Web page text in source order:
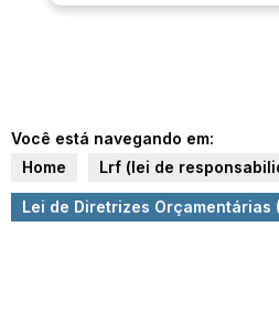
Você está navegando em:
Home
Lrf (lei de
Lei de Diretrizes Orçamentárias